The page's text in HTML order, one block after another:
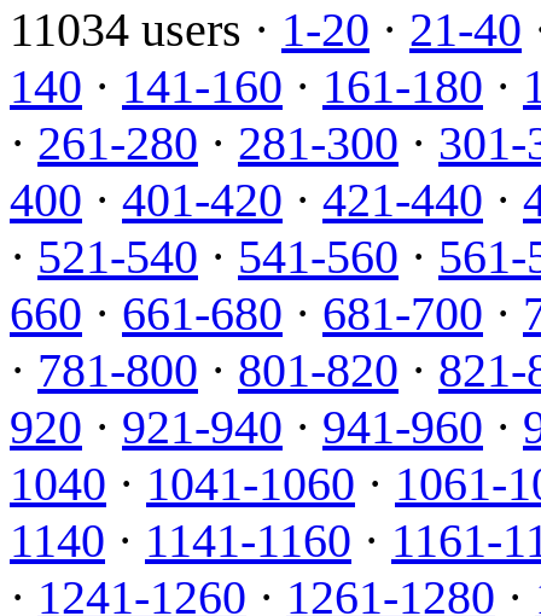
11034 users · 1-20 · 21-40
140 · 141-160 · 161-180 ·
· 261-280 · 281-300 · 301-
400 · 401-420 · 421-440 ·
· 521-540 · 541-560 · 561-
660 · 661-680 · 681-700 ·
· 781-800 · 801-820 · 821-
920 · 921-940 · 941-960 ·
1040 · 1041-1060 · 1061-
1140 · 1141-1160 · 1161-
· 1241-1260 · 1261-1280 ·